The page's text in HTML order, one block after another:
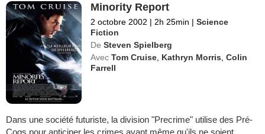
Minority Report
2 octobre 2002 | 2h 25min | Science
Fiction
De Steven Spielberg
Avec Tom Cruise Kathryn Morris ,Colin
Farrell
Dans une société futuriste, la division "Precrime" utilise des Pré-
Cogs pour anticiper les crimes avant même qu'ils ne soient